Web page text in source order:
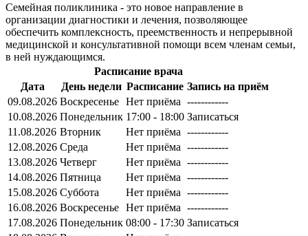
Семейная поликлиника - это новое направление в
организации диагностики и лечения, позволяющее
обеспечить комплексность, преемственность и непрерывной
медицинской и консультативной помощи всем членам семьи,
в ней нуждающимся.
Расписание врача
Дата
День недели Расписание Запись на приём
09.08.2026 Воскресенье Нет приёма ------------
10.08.2026 Понедельник 17:00 - 18:00 Записаться
11.08.2026 Вторник Нет приёма ------------
12.08.2026 Среда Нет приёма ------------
13.08.2026 Четверг Нет приёма ------------
14.08.2026 Пятница Нет приёма ------------
15.08.2026 Суббота Нет приёма ------------
16.08.2026 Воскресенье Нет приёма ------------
17.08.2026 Понедельник 08:00 - 17:30 Записаться